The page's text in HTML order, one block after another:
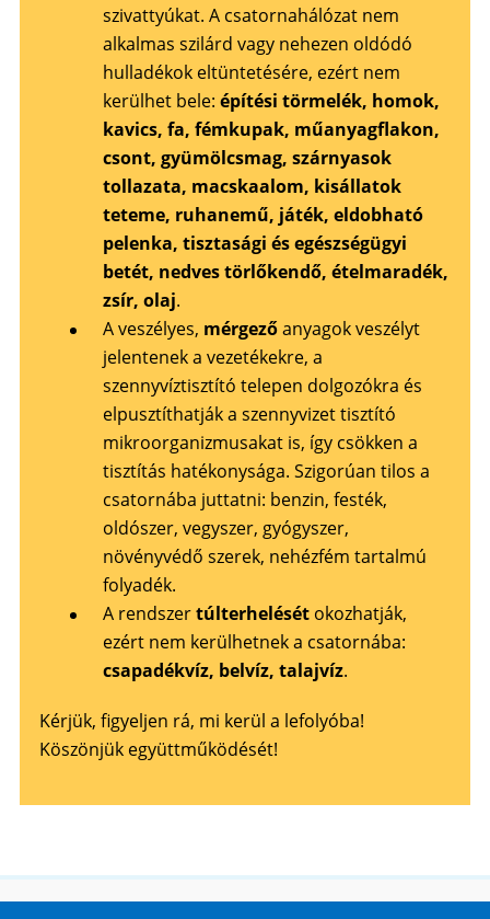
szivattyúkat. A csatornahálózat nem
alkalmas szilárd vagy nehezen oldódó
hulladékok eltüntetésére, ezért nem
kerülhet bele: építési törmelék, homok,
kavics, fa, fémkupak, műanyagflakon,
csont, gyümölcsmag, szárnyasok
tollazata, macskaalom, kisállatok
teteme, ruhanemű, játék, eldobható
pelenka, tisztasági és egészségügyi
betét, nedves törlőkendő, ételmaradék,
zsír, olaj.
A veszélyes, mérgezőanyagok veszélyt
jelentenek a vezetékekre, a
szennyvíztisztító telepen dolgozókra és
elpusztíthatják a szennyvizet tisztító
mikroorganizmusakat is, így csökken a
tisztítás hatékonysága. Szigorúan tilos a
csatornába juttatni: benzin, festék,
oldószer, vegyszer, gyógyszer,
növényvédő szerek, nehézfém tartalmú
folyadék.
A rendszertúlterhelését okozhatják,
ezért nem kerülhetnek a csatornába:
csapadékvíz, belvíz, talajvíz.
Kérjük, figyeljen rá, mi kerül a lefolyóba!
Köszönjük együttműködését!